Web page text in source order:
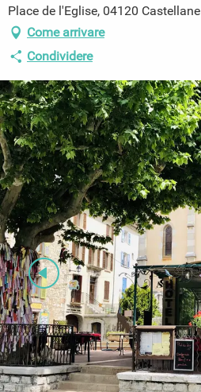
Place de l'Eglise, 04120 Castellane
Come arrivare
Condividere